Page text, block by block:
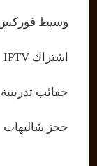
وسيط
اشتراك IPTV
حقائب تدريبية
حجز شاليهات